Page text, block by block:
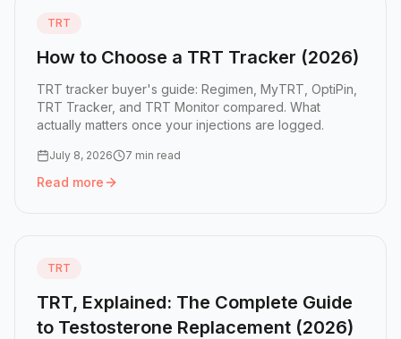
TRT
How to Choose a TRT Tracker (2026)
TRT tracker buyer's guide: Regimen, MyTRT, OptiPin,
TRT Tracker, and TRT Monitor compared. What
actually matters once your injections are logged.
July 8, 2026 7 min read
Read more
Read more: How to Choose a TRT Tracker (2026)
TRT
TRT, Explained: The Complete Guide
to Testosterone Replacement (2026)